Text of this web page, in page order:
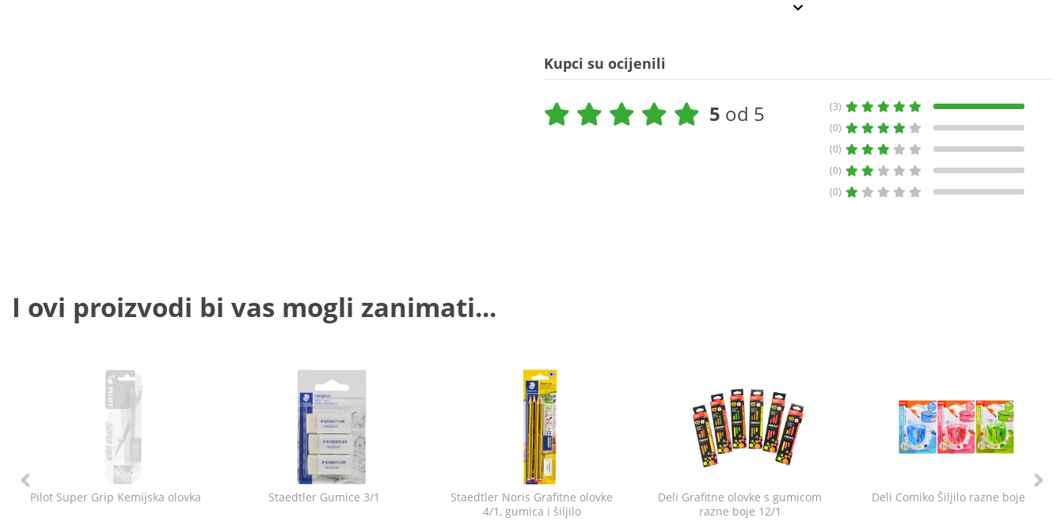
Kupci su ocijenili
5 od 5
(3)
(0)
(0)
(0)
(0)
I ovi proizvodi bi vas mogli zanimati...
Pilot Super Grip Kemijska olovka Staedtler Gumice 3/1
Staedtler Noris Grafitne olovke
4/1, gumica i šiljilo
Deli Grafitne olovke s gumicom
razne boje 12/1
Deli Comiko Šiljilo razne boje